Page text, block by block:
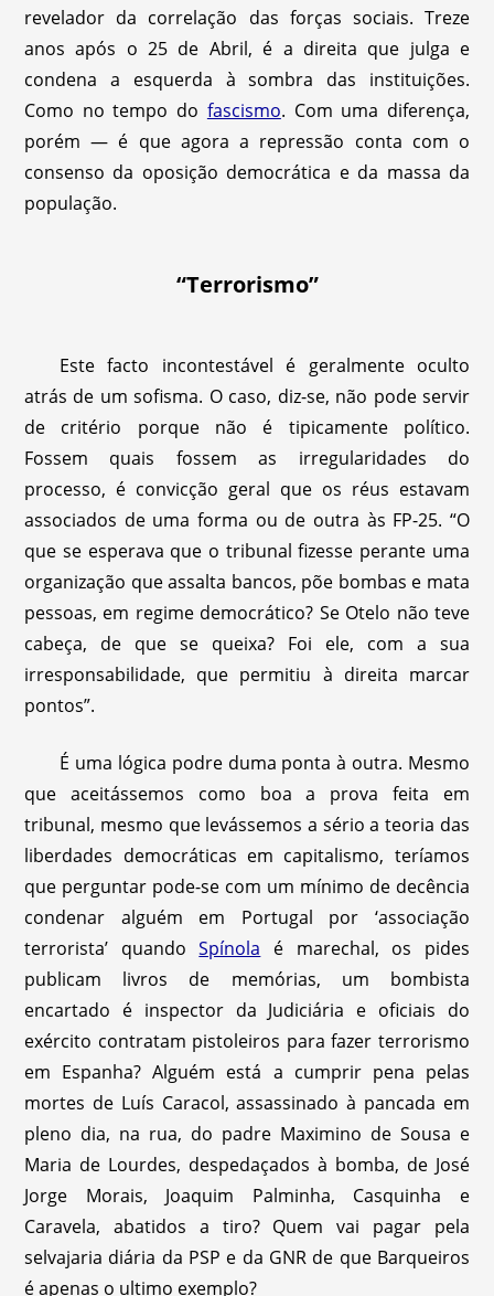
revelador da correlação das forças sociais. Treze
anos após o 25 de Abril, é a direita que julga e
condena a esquerda à sombra das instituições.
Como no tempo do fascismo. Com uma diferença,
porém — é que agora a repressão conta com o
consenso da oposição democrática e da massa da
população.
“Terrorismo”
Este facto incontestável é geralmente oculto
atrás de um sofisma. O caso, diz-se, não pode servir
de critério porque não é tipicamente político.
Fossem quais fossem as irregularidades do
processo, é convicção geral que os réus estavam
associados de uma forma ou de outra às FP-25. “O
que se esperava que o tribunal fizesse perante uma
organização que assalta bancos, põe bombas e mata
pessoas, em regime democrático? Se Otelo não teve
cabeça, de que se queixa? Foi ele, com a sua
irresponsabilidade, que permitiu à direita marcar
pontos”.
É uma lógica podre duma ponta à outra. Mesmo
que aceitássemos como boa a prova feita em
tribunal, mesmo que levássemos a sério a teoria das
liberdades democráticas em capitalismo, teríamos
que perguntar pode-se com um mínimo de decência
condenar alguém em Portugal por ‘associação
terrorista’ quandoSpínola é marechal, os pides
publicam livros de memórias, um bombista
encartado é inspector da Judiciária e oficiais do
exército contratam pistoleiros para fazer terrorismo
em Espanha? Alguém está a cumprir pena pelas
mortes de Luís Caracol, assassinado à pancada em
pleno dia, na rua, do padre Maximino de Sousa e
Maria de Lourdes, despedaçados à bomba, de José
Jorge Morais, Joaquim Palminha, Casquinha e
Caravela, abatidos a tiro? Quem vai pagar pela
selvajaria diária da PSP e da GNR de que Barqueiros
é apenas o ultimo exemplo?